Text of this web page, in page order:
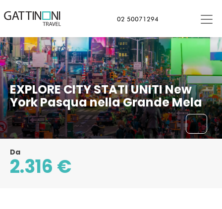
02 50071294
EXPLORE CITY STATI UNITI New
York Pasqua nella Grande Mela
Da
2.316 €